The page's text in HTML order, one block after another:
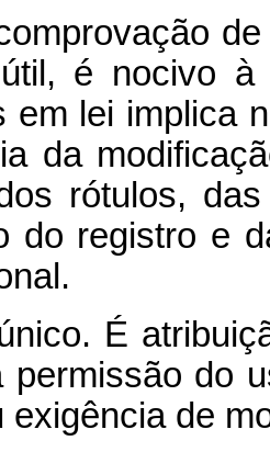
é nocivo
em lei implica
da
rótulos,
do registro e
É
permissão do
exigência de